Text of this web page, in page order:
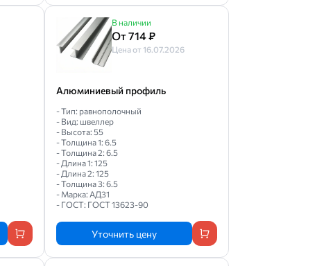
В наличии
От 714 ₽
Цена от 16.07.2026
Алюминиевый профиль
- Тип: равнополочный
- Вид: швеллер
- Высота: 55
- Толщина 1: 6.5
- Толщина 2: 6.5
- Длина 1: 125
- Длина 2: 125
- Толщина 3: 6.5
- Марка: АД31
- ГОСТ: ГОСТ 13623-90
Уточнить цену